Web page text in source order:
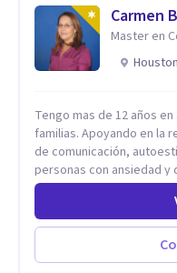
Adolescentes y Adultos
Carmen
Master en
Houston
Tengo mas de 12 años
familias. Apoyando en la
de comunicación,
personas con ansiedad
conducta y
Estableciendo metas a
vida de cada uno tener